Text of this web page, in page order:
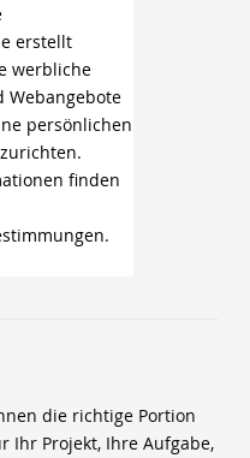
erstellt
werbliche
Webangebote
persönlichen
finden
die richtige Portion
Ihr Projekt, Ihre Aufgabe,